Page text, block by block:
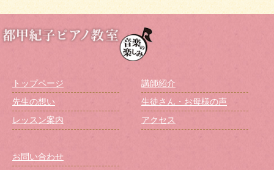
トップページ
先生の想い
レッスン案内
講師紹介
生徒さん・お母様の声
アクセス
お問い合わせ